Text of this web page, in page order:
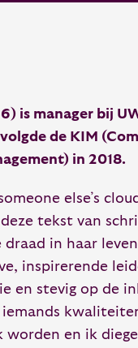
is manager bij
de KIM
in 2018.
else’s
tekst van
in haar
inspirerende
en stevig op de
en ik